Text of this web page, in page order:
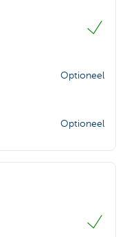
Optioneel
Optioneel